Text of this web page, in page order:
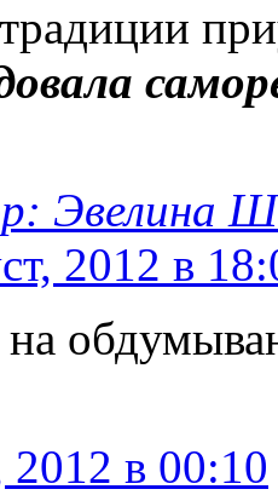
Эвелина
2012 в
на
2012 в 00:10